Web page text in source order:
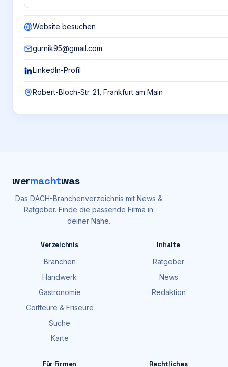
Website besuchen
gurnik95@gmail.com
LinkedIn-Profil
Robert-Bloch-Str. 21, Frankfurt am Main
wermachtwas
Das DACH-Branchenverzeichnis mit News &
Ratgeber. Finde die passende Firma in
deiner Nähe.
Verzeichnis
Branchen
Handwerk
Gastronomie
Coiffeure & Friseure
Suche
Karte
Inhalte
Ratgeber
News
Redaktion
Für Firmen Rechtliches